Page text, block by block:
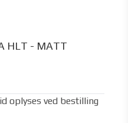
HLT - MATT
oplyses ved bestilling